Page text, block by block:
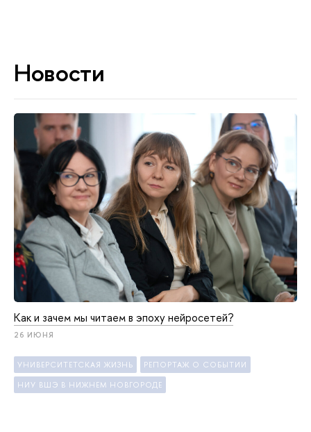
Новости
Как и зачем мы читаем в эпоху нейросетей?
26 ИЮНЯ
УНИВЕРСИТЕТСКАЯ ЖИЗНЬ РЕПОРТАЖ О СОБЫТИИ
НИУ ВШЭ В НИЖНЕМ НОВГОРОДЕ